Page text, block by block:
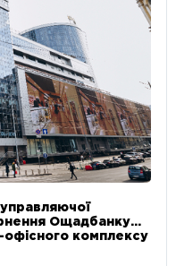
Ощадбанку
офісного комплексу